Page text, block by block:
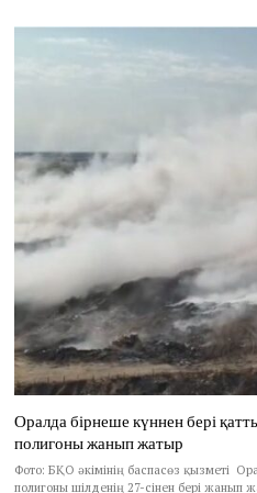
Оралда бірнеше күннен бері
полигоны жанып жатыр
Фото: БҚО әкімінің баспасөз қызметі
полигоны шілденің 27-сінен бері жанып